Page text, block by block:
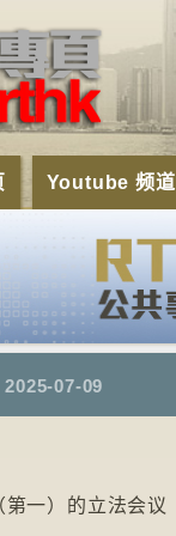
Youtube 频道
2025-07-09
一）的立法会议